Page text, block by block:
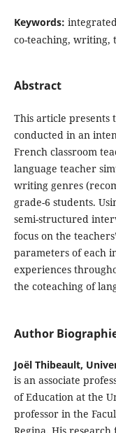
Keywords:
co-teaching, writing,
Abstract
This article presents
conducted in an
French classroom
language teacher
writing genres
grade-6 students.
semi-structured
focus on the
parameters of each
experiences
the coteaching of
Author
Joël Thibeault,
is an associate
of Education at the
professor in the